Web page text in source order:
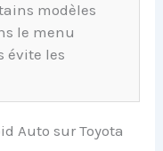
modèles
le menu
évite les
Auto sur Toyota